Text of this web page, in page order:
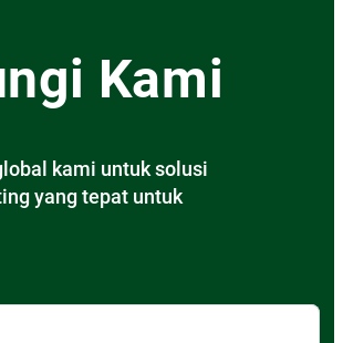
Kami
kami untuk solusi
yang tepat untuk